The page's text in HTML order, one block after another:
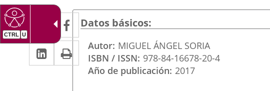
Twitter
Enlace
una
aplicación
Facebook
Enlace
a
una
aplicación
LinkedIn
Enlace
a
Imprimir
Datos básicos
Autor MIGUEL ÁNGEL SORIA
ISBN / ISSN 978-84-16678-20-4
Año de publicación 2017